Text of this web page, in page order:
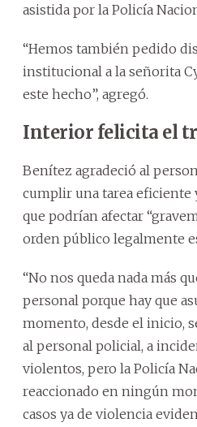
asistida por la Policía
“Hemos también pedido
institucional a la señorita
este hecho”, agregó.
Interior felicita el
Benítez agradeció al
cumplir una tarea eficiente
que podrían afectar
orden público legalmente
“No nos queda nada más
personal porque hay que
momento, desde el inicio,
al personal policial, a
violentos, pero la Policía
reaccionado en ningún
casos ya de violencia